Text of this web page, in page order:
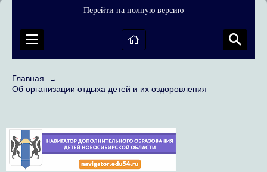
Перейти на полную версию
Главная →
Об организации отдыха детей и их оздоровления